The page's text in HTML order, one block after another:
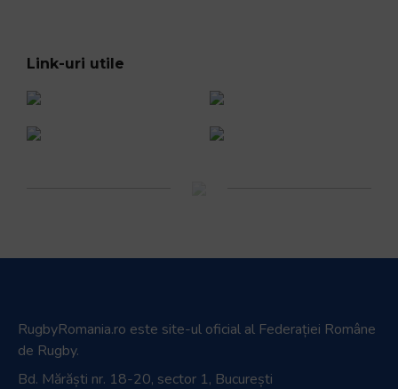
Link-uri utile
RugbyRomania.ro este site-ul oficial al Federației Române
de Rugby.
Bd. Mărăști nr. 18-20, sector 1, București